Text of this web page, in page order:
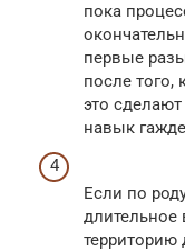
пока
первые
после
это
навык
Если по
длительное
территорию